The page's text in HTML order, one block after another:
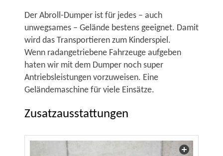
Der Abroll-Dumper ist für jedes – auch
unwegsames – Gelände bestens geeignet. Damit
wird das Transportieren zum Kinderspiel.
Wenn radangetriebene Fahrzeuge aufgeben
haten wir mit dem Dumper noch super
Antriebsleistungen vorzuweisen. Eine
Geländemaschine für viele Einsätze.
Zusatzausstattungen